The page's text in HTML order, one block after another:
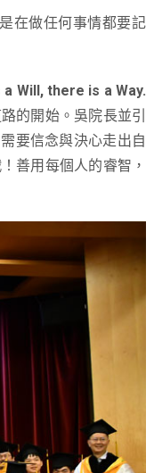
在做任何事情都要記
Will, there is a Way.
的開始。吳院長並引
要信念與決心走出自
善用每個人的睿智，